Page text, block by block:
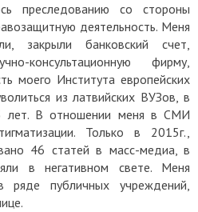
преследованию со стороны
деятельность. Меня
закрыли банковский счет,
консультационную фирму,
моего Института европейских
из латвийских ВУЗов, в
лет. В отношении меня в СМИ
Только в 2015г.,
46 статей в масс-медиа, в
в негативном свете. Меня
ряде публичных учреждений,